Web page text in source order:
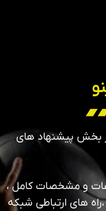
بخش پیشنهاد های
و مشخصات کامل ،
های ارتباطی شبکه